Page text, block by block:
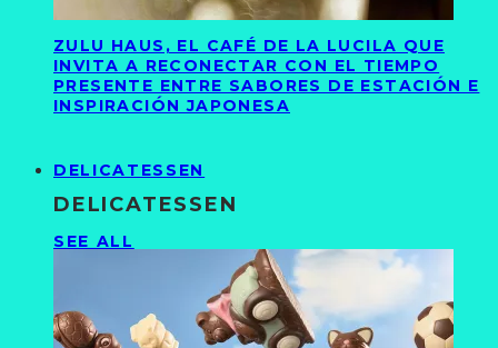
ZULU HAUS, EL CAFÉ DE LA LUCILA QUE
INVITA A RECONECTAR CON EL TIEMPO
PRESENTE ENTRE SABORES DE ESTACIÓN E
INSPIRACIÓN JAPONESA
DELICATESSEN
DELICATESSEN
SEE ALL